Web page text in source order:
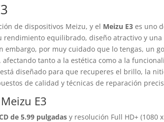
de dispositivos Meizu, y el Meizu E3 es uno
rendimiento equilibrado, diseño atractivo y
por muy cuidado que lo tengas, un
tanto a la estética como a la
está diseñado para que recuperes el brillo, la
de calidad y técnicas de reparación
E3
de 5.99 pulgadas y resolución Full HD+ (1080